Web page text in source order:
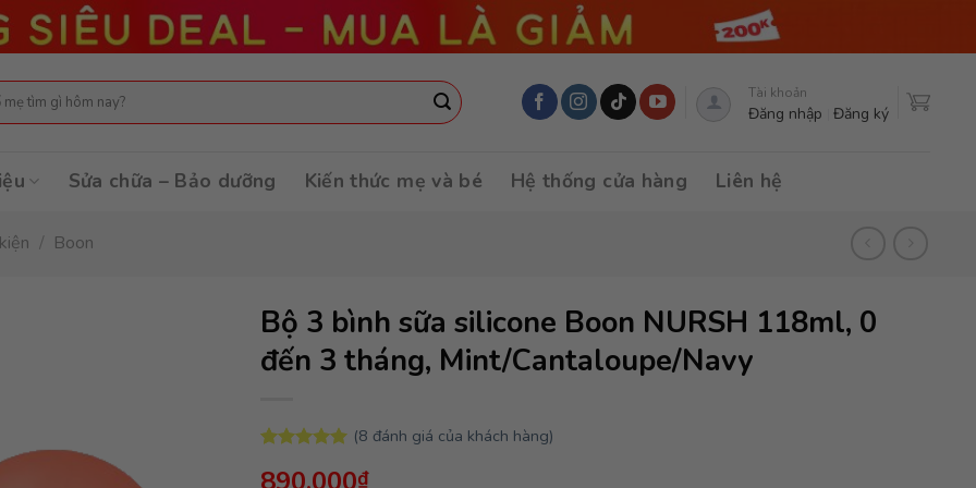
Tài khoản
Đăng nhập Đăng ký
Sửa chữa – Bảo dưỡng Kiến thức mẹ và bé Hệ thống cửa hàng Liên hệ
/ Boon
Bộ 3 bình sữa silicone Boon NURSH 118ml, 0
đến 3 tháng, Mint/Cantaloupe/Navy
dựa trên
(8 đánh giá của khách hàng)
₫